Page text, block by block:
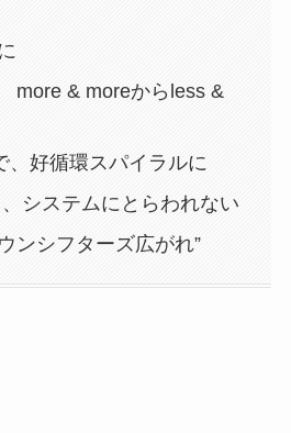
more & moreからless &
、好循環スパイラルに
システムにとらわれない
ンシフターズ広がれ”